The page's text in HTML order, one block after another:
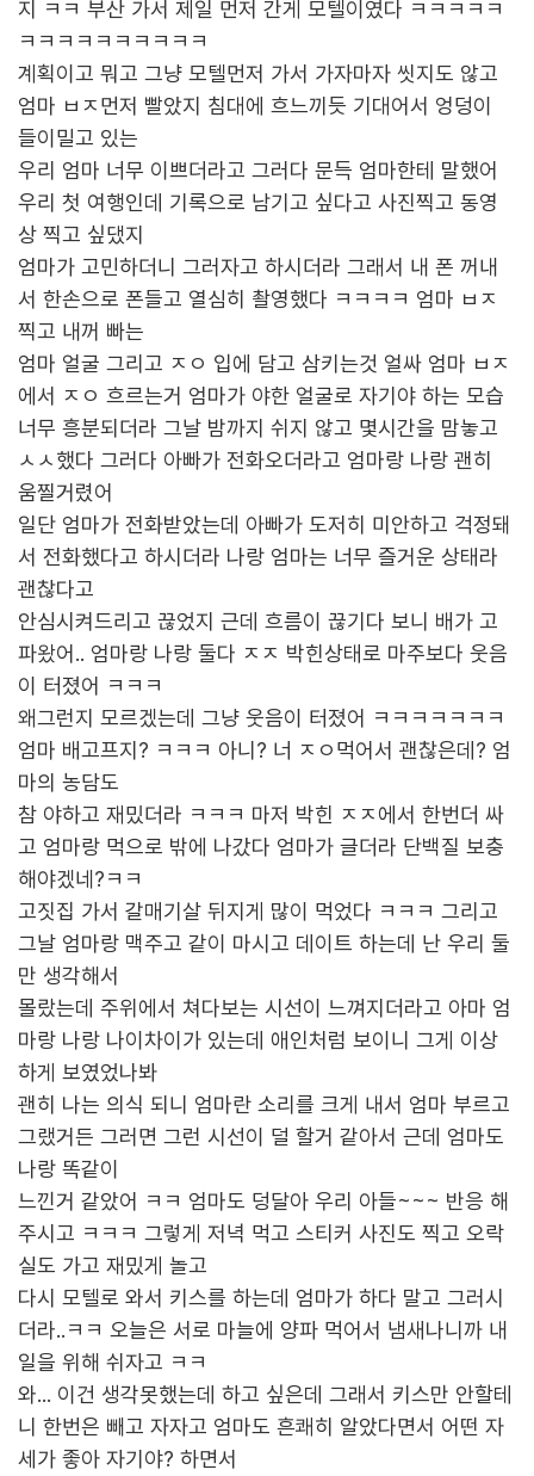
지 ㅋㅋ 부산 가서 제일 먼저 간게 모텔이였다 ㅋㅋㅋㅋㅋ
ㅋㅋㅋㅋㅋㅋㅋㅋㅋㅋ
계획이고 뭐고 그냥 모텔먼저 가서 가자마자 씻지도 않고
엄마 ㅂㅈ먼저 빨았지 침대에 흐느끼듯 기대어서 엉덩이
들이밀고 있는
우리 엄마 너무 이쁘더라고 그러다 문득 엄마한테 말했어
우리 첫 여행인데 기록으로 남기고 싶다고 사진찍고 동영
상 찍고 싶댔지
엄마가 고민하더니 그러자고 하시더라 그래서 내 폰 꺼내
서 한손으로 폰들고 열심히 촬영했다 ㅋㅋㅋㅋ 엄마 ㅂㅈ
찍고 내꺼 빠는
엄마 얼굴 그리고 ㅈㅇ 입에 담고 삼키는것 얼싸 엄마 ㅂㅈ
에서 ㅈㅇ 흐르는거 엄마가 야한 얼굴로 자기야 하는 모습
너무 흥분되더라 그날 밤까지 쉬지 않고 몇시간을 맘놓고
ㅅㅅ했다 그러다 아빠가 전화오더라고 엄마랑 나랑 괜히
움찔거렸어
일단 엄마가 전화받았는데 아빠가 도저히 미안하고 걱정돼
서 전화했다고 하시더라 나랑 엄마는 너무 즐거운 상태라
괜찮다고
안심시켜드리고 끊었지 근데 흐름이 끊기다 보니 배가 고
파왔어.. 엄마랑 나랑 둘다 ㅈㅈ 박힌상태로 마주보다 웃음
이 터졌어 ㅋㅋㅋ
왜그런지 모르겠는데 그냥 웃음이 터졌어 ㅋㅋㅋㅋㅋㅋㅋ
엄마 배고프지? ㅋㅋㅋ 아니? 너 ㅈㅇ먹어서 괜찮은데? 엄
마의 농담도
참 야하고 재밌더라 ㅋㅋㅋ 마저 박힌 ㅈㅈ에서 한번더 싸
고 엄마랑 먹으로 밖에 나갔다 엄마가 글더라 단백질 보충
해야겠네?ㅋㅋ
고짓집 가서 갈매기살 뒤지게 많이 먹었다 ㅋㅋㅋ 그리고
그날 엄마랑 맥주고 같이 마시고 데이트 하는데 난 우리 둘
만 생각해서
몰랐는데 주위에서 쳐다보는 시선이 느껴지더라고 아마 엄
마랑 나랑 나이차이가 있는데 애인처럼 보이니 그게 이상
하게 보였었나봐
괜히 나는 의식 되니 엄마란 소리를 크게 내서 엄마 부르고
그랬거든 그러면 그런 시선이 덜 할거 같아서 근데 엄마도
나랑 똑같이
느낀거 같았어 ㅋㅋ 엄마도 덩달아 우리 아들~~~ 반응 해
주시고 ㅋㅋㅋ 그렇게 저녁 먹고 스티커 사진도 찍고 오락
실도 가고 재밌게 놀고
다시 모텔로 와서 키스를 하는데 엄마가 하다 말고 그러시
더라..ㅋㅋ 오늘은 서로 마늘에 양파 먹어서 냄새나니까 내
일을 위해 쉬자고 ㅋㅋ
와... 이건 생각못했는데 하고 싶은데 그래서 키스만 안할테
니 한번은 빼고 자자고 엄마도 흔쾌히 알았다면서 어떤 자
세가 좋아 자기야? 하면서